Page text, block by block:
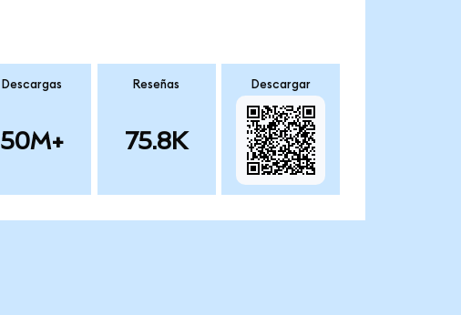
Descargas
50M+
Reseñas
75.8K
Descargar